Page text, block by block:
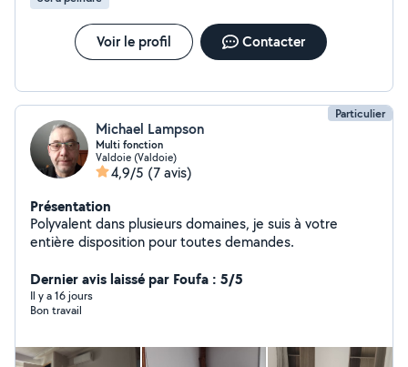
Voir le profil Contacter
Particulier
Michael Lampson
Multi fonction
Valdoie (Valdoie)
4,9/5 (7 avis)
Présentation
Polyvalent dans plusieurs domaines, je suis à votre
entière disposition pour toutes demandes.
Dernier avis laissé par Foufa : 5/5
Il y a 16 jours
Bon travail